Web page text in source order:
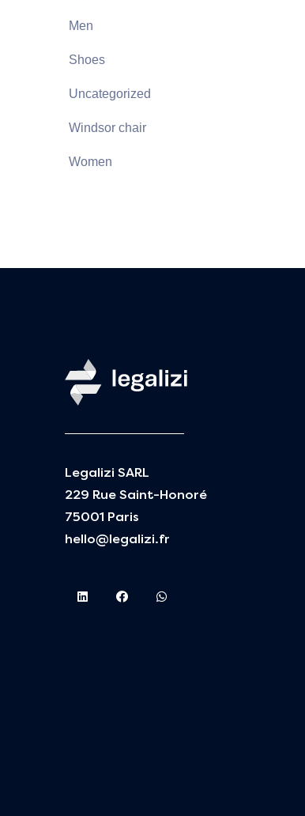
Men
Shoes
Uncategorized
Windsor chair
Women
Legalizi SARL
229 Rue Saint-Honoré
75001 Paris
hello@legalizi.fr